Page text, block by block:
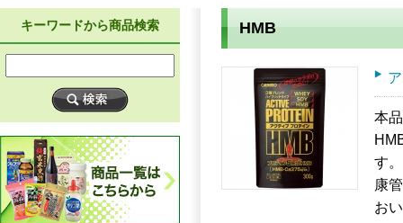
キーワードから商品検索 HMB
本
す
康
お